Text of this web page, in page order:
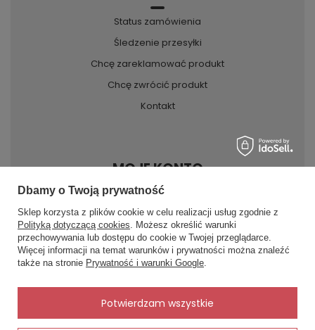
Status zamówienia
Śledzenie przesyłki
Chcę zareklamować produkt
Chcę zwrócić produkt
Kontakt
MOJE KONTO
INFORMACJE
POMOC
×
✨ Asystent zakupowy
Napisz czego szukasz — pokażę
gotowe propozycje.
Dbamy o Twoją prywatność
Sklep korzysta z plików cookie w celu realizacji usług zgodnie z
Polityką dotyczącą cookies. Możesz określić warunki
przechowywania lub dostępu do cookie w Twojej przeglądarce.
Więcej informacji na temat warunków i prywatności można znaleźć
także na stronie Prywatność i warunki Google.
Potwierdzam wszystkie